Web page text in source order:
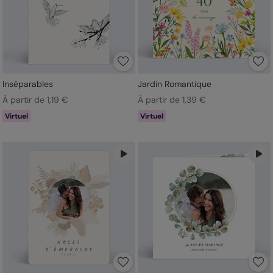
Inséparables
À partir de 1,19 €
Virtuel
Jardin Romantique
À partir de 1,39 €
Virtuel